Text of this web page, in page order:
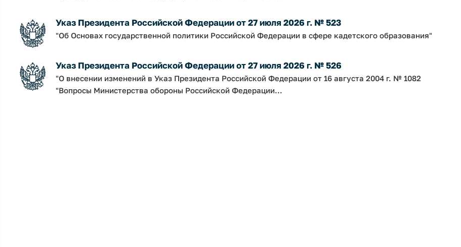
Указ Президента Российской Федерации от 27 июля 2026 г. № 523
"Об Основах государственной политики Российской Федерации в сфере кадетского образования"
Указ Президента Российской Федерации от 27 июля 2026 г. № 526
"О внесении изменений в Указ Президента Российской Федерации от 16 августа 2004 г. № 1082
"Вопросы Министерства обороны Российской Федерации...